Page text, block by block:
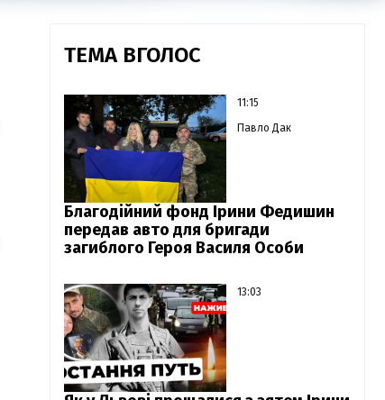
ТЕМА ВГОЛОС
11:15
Павло Дак
Благодійний фонд Ірини Федишин
передав авто для бригади
загиблого Героя Василя Особи
13:03